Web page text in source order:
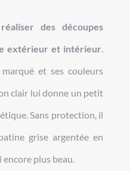
des découpes
extérieur et intérieur
et ses couleurs
clair lui donne un petit
Sans protection, il
grise argentée en
plus beau.